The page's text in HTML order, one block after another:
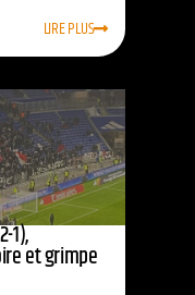
LIRE PLUS
1),
et grimpe